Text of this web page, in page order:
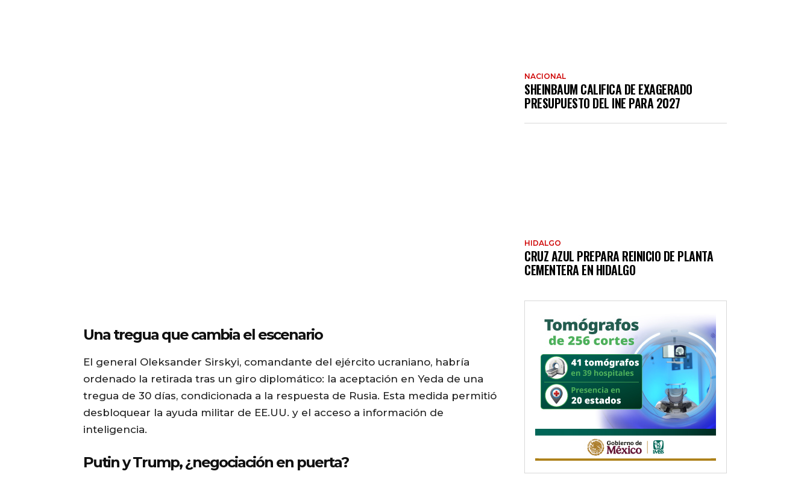
Una tregua que cambia el escenario
El general Oleksander Sirskyi, comandante del ejército ucraniano, habría
ordenado la retirada tras un giro diplomático: la aceptación en Yeda de una
tregua de 30 días, condicionada a la respuesta de Rusia. Esta medida permitió
desbloquear la ayuda militar de EE.UU. y el acceso a información de
inteligencia.
Putin y Trump, ¿negociación en puerta?
NACIONAL
SHEINBAUM CALIFICA DE EXAGERADO
PRESUPUESTO DEL INE PARA 2027
HIDALGO
CRUZ AZUL PREPARA REINICIO DE PLANTA
CEMENTERA EN HIDALGO